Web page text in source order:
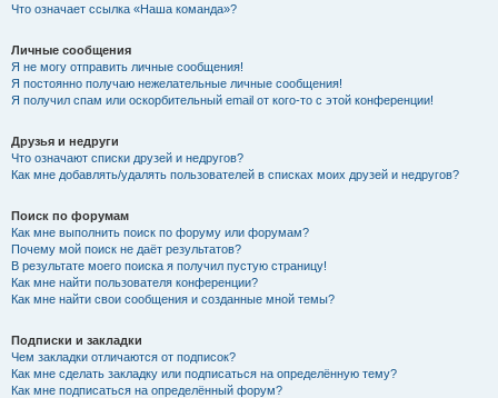
Что означает ссылка «Наша команда»?
Личные сообщения
Я не могу отправить личные сообщения!
Я постоянно получаю нежелательные личные сообщения!
Я получил спам или оскорбительный email от кого-то с этой конференции!
Друзья и недруги
Что означают списки друзей и недругов?
Как мне добавлять/удалять пользователей в списках моих друзей и недругов?
Поиск по форумам
Как мне выполнить поиск по форуму или форумам?
Почему мой поиск не даёт результатов?
В результате моего поиска я получил пустую страницу!
Как мне найти пользователя конференции?
Как мне найти свои сообщения и созданные мной темы?
Подписки и закладки
Чем закладки отличаются от подписок?
Как мне сделать закладку или подписаться на определённую тему?
Как мне подписаться на определённый форум?